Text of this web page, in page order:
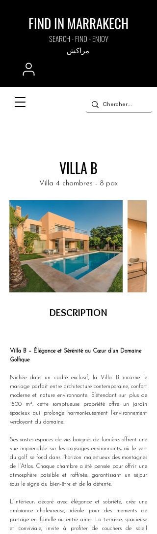
FIND IN MARRAKECH
SEARCH - FIND - ENJOY
مراكش
VILLA B
Villa 4 chambres - 8 pax
DESCRIPTION
Villa B – Élégance et Sérénité au Cœur d’un Domaine
Golfique
Nichée dans un cadre exclusif, la Villa B incarne le
mariage parfait entre architecture contemporaine, confort
moderne et nature environnante. S’étendant sur plus de
1500 m², cette somptueuse propriété offre un jardin
spacieux qui prolonge harmonieusement l’environnement
verdoyant du domaine.
Ses vastes espaces de vie, baignés de lumière, offrent une
vue imprenable sur les paysages environnants, où le vert
du golf se fond dans l’horizon majestueux des montagnes
de l’Atlas. Chaque chambre a été pensée pour offrir une
atmosphère paisible et raffinée, garantissant un séjour
sous le signe du bien-être et de la détente.
L’intérieur, décoré avec élégance et sobriété, crée une
ambiance chaleureuse, idéale pour des moments de
partage en famille ou entre amis. La terrasse, spacieuse
et conviviale, invite à profiter de couchers de soleil